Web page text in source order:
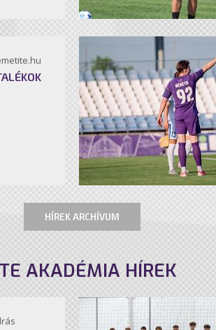
HÍREK ARCHÍVUM
AKADÉMIA HÍREK